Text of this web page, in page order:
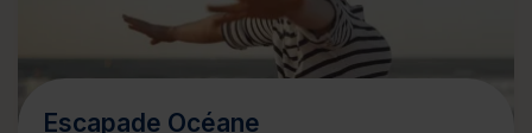
Escapade Océane